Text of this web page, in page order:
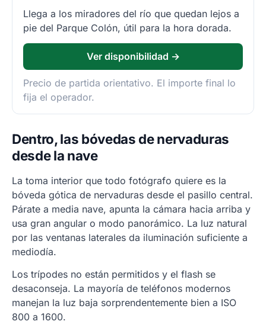
Llega a los miradores del río que quedan lejos a
pie del Parque Colón, útil para la hora dorada.
Ver disponibilidad →
Precio de partida orientativo. El importe final lo
fija el operador.
Dentro, las bóvedas de nervaduras
desde la nave
La toma interior que todo fotógrafo quiere es la
bóveda gótica de nervaduras desde el pasillo central.
Párate a media nave, apunta la cámara hacia arriba y
usa gran angular o modo panorámico. La luz natural
por las ventanas laterales da iluminación suficiente a
mediodía.
Los trípodes no están permitidos y el flash se
desaconseja. La mayoría de teléfonos modernos
manejan la luz baja sorprendentemente bien a ISO
800 a 1600.